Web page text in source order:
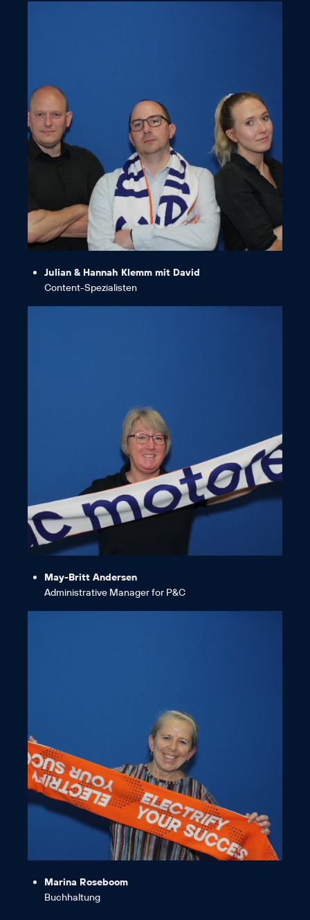
Ganz im Ernst: „Wir sind echte AC-
Fans, da hier die nettesten
„Motörheads“ der Welt entschlossen
an der elektrifiziert, motorisierten
Zukunft schrauben! 😊“
Julian & Hannah Klemm mit David
Content-Spezialisten
„Ich bin ein echter AC-Fan, da es
spannend ist, Teil eines Unternehmens
zu sein, das sich ständig
weiterentwickelt und wir als TEAM
dazu beitragen.“
May-Britt Andersen
Administrative Manager for P&C
„Ich bin ein echter AC-Fan, da ich hier
nicht nur meiner Leidenschaft für
„Soll und Haben“, sondern auch für
das Laufen mit einer tollen Truppe
nachgehen kann.“
Marina Roseboom
Buchhaltung